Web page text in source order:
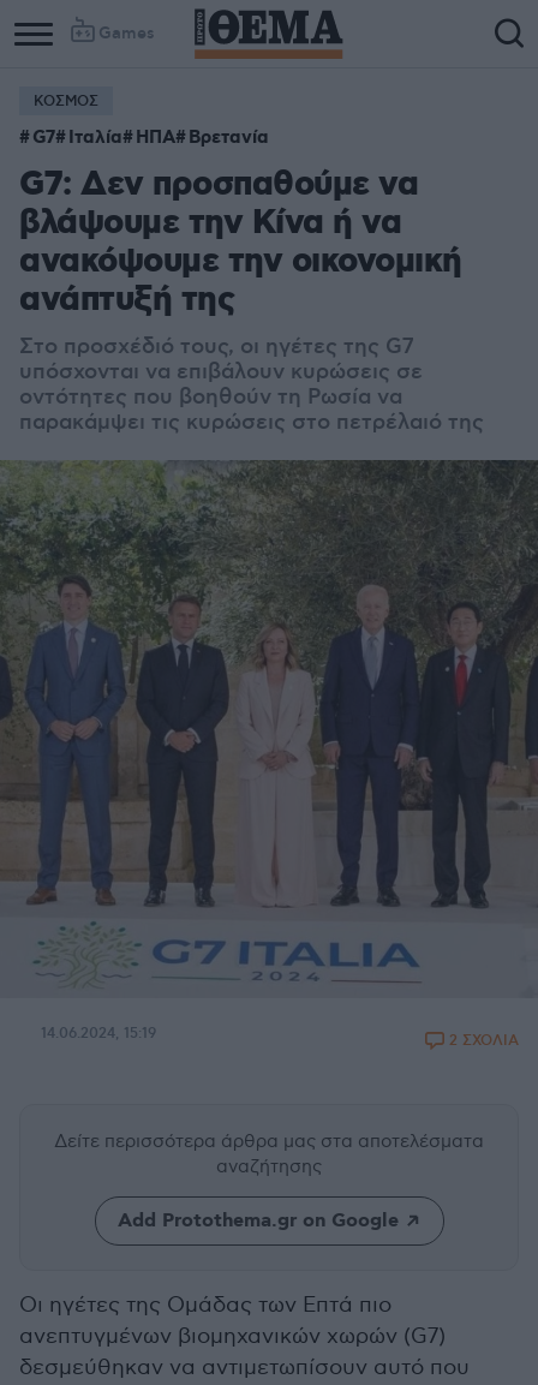
Games
Column
1
Column
2
ΚΟΣΜΟΣ
G7 Ιταλία ΗΠΑ Βρετανία
G7: Δεν προσπαθούμε να
βλάψουμε την Κίνα ή να
ανακόψουμε την οικονομική
ανάπτυξή της
Στο προσχέδιό τους, οι ηγέτες της G7
υπόσχονται να επιβάλουν κυρώσεις σε
οντότητες που βοηθούν τη Ρωσία να
παρακάμψει τις κυρώσεις στο πετρέλαιό της
14.06.2024, 15:19 2 ΣΧΟΛΙΑ
Δείτε περισσότερα άρθρα μας στα αποτελέσματα
αναζήτησης
Add Protothema.gr on Google
Οι ηγέτες της Ομάδας των Επτά πιο
ανεπτυγμένων βιομηχανικών χωρών (G7)
δεσμεύθηκαν να αντιμετωπίσουν αυτό που